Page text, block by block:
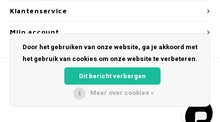
Klantenservice
Mijn account
Door het gebruiken van onze website, ga je akkoord met
het gebruik van cookies om onze website te verbeteren.
Dit bericht verbergen
Meer over cookies »